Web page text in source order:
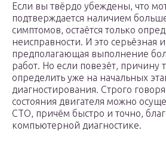
Если вы твёрдо убеждены, что
подтверждается наличием
симптомов, остаётся только
неисправности. И это серьёзная
предполагающая выполнение
работ. Но если повезёт, причину
определить уже на начальных
диагностирования. Строго
состояния двигателя можно
СТО, причём быстро и точно,
компьютерной диагностике.